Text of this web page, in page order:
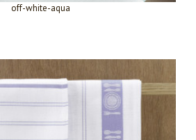
off-white-aqua